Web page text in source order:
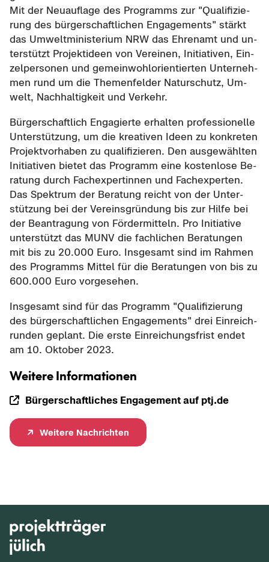
Mit der Neu­auf­la­ge des Pro­gramms zur "Qua­li­fi­zie­
rung des bür­ger­schaft­li­chen En­ga­ge­ments" stärkt
das Um­welt­mi­nis­te­ri­um NRW das Eh­ren­amt und un­
ter­stützt Pro­jekt­ideen von Ver­ei­nen, In­itia­ti­ven, Ein­
zel­per­so­nen und ge­mein­wohl­ori­en­tier­ten Un­ter­neh­
men rund um die The­men­fel­der Na­tur­schutz, Um­
welt, Nach­hal­tig­keit und Ver­kehr.
Bür­ger­schaft­lich En­ga­gier­te er­hal­ten pro­fes­sio­nel­le
Un­ter­stüt­zung, um die krea­ti­ven Ideen zu kon­kre­ten
Pro­jekt­vor­ha­ben zu qua­li­fi­zie­ren. Den aus­ge­wähl­ten
In­itia­ti­ven bie­tet das Pro­gramm eine kos­ten­lo­se Be­
ra­tung durch Fach­ex­per­tin­nen und Fach­ex­per­ten.
Das Spek­trum der Be­ra­tung reicht von der Un­ter­
stüt­zung bei der Ver­eins­grün­dung bis zur Hilfe bei
der Be­an­tra­gung von För­der­mit­teln. Pro In­itia­ti­ve
un­ter­stützt das MUNV die fach­li­chen Be­ra­tun­gen
mit bis zu 20.000 Euro. Ins­ge­samt sind im Rah­men
des Pro­gramms Mit­tel für die Be­ra­tun­gen von bis zu
600.000 Euro vor­ge­se­hen.
Ins­ge­samt sind für das Pro­gramm "Qua­li­fi­zie­rung
des bür­ger­schaft­li­chen En­ga­ge­ments" drei Ein­reich­
run­den ge­plant. Die erste Ein­rei­chungs­frist endet
am 10. Ok­to­ber 2023.
Wei­te­re In­for­ma­tio­nen
Bür­ger­schaft­li­ches En­ga­ge­ment auf ptj.de
Wei­te­re Nach­rich­ten